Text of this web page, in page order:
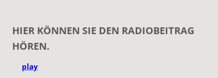
HIER KÖNNEN SIE DEN RADIOBEITRAG
HÖREN.
play